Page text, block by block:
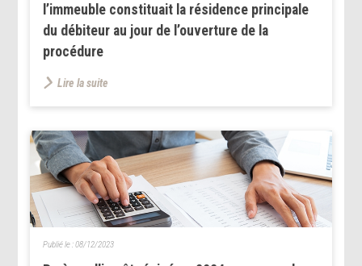
l’immeuble constituait la résidence principale
du débiteur au jour de l’ouverture de la
procédure
Lire la suite
Publié le :08/12/2023